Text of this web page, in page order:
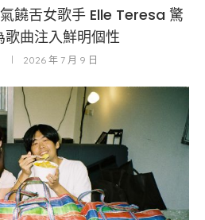
饒舌女歌手 Elle Teresa 驚
曲注入鮮明個性
2026 年 7 月 9 日